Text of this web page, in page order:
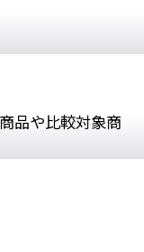
品や比較対象商